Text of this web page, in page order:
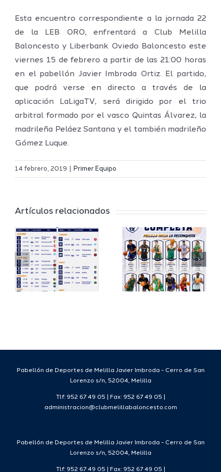
Esta encuentro correspondiente a la jornada 22
de la LEB ORO, enfrentará a Club Melilla
Baloncesto y Liberbank Oviedo Baloncesto este
viernes 15 de febrero a partir de las 21:00 horas
en el pabellón Javier Imbroda Ortiz. El partido,
que podrá verse en directo a través de la
aplicación LaLigaTV, será dirigido por el trio
arbitral formado por el vasco Quintas Álvarez, la
madrileña Peláez Santana y el también madrileño
Gómez Luque.
14 febrero, 2019 Primer Equipo
Artículos relacionados
El Melilla
del
Deporte
completa
su
proyecto
FEB y la
Copa
España
FEB para
2026/27
Pabellón de Deportes de Melilla Javier Imbroda - Cerro de San
Lorenzo s/n, 52004, Melilla
Tlf: 952 67 49 05 | Fax: 952 67 49 05 |
administracion@clubmelillabaloncesto.com
Pabellón de Deportes de Melilla Javier Imbroda - Cerro de San
Lorenzo s/n, 52004, Melilla
Tlf: 952 67 49 05 | Fax: 952 67 49 05 |